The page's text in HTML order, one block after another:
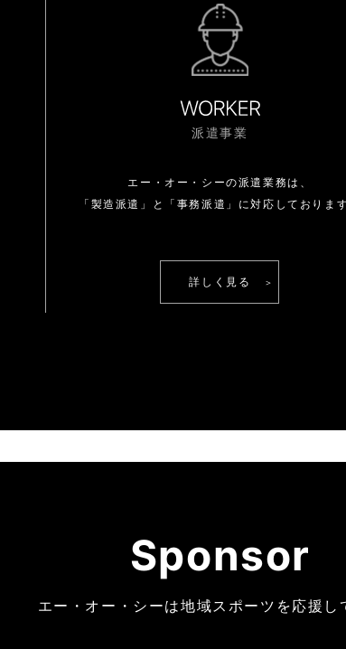
派遣事業
エー・オー・シーの派遣業務は、
「製造派遣」と「事務派遣」に対応しております
詳しく見る
Sponsor
エー・オー・シーは地域スポーツを応援し